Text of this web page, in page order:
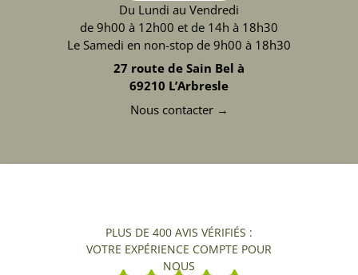
Du Lundi au Vendredi
de 9h00 à 12h00 et de 14h à 18h30
Le Samedi en non-stop de 9h00 à 18h30
27 route de Sain Bel à
69210 L’Arbresle
Nous contacter →
PLUS DE 400 AVIS VÉRIFIÉS :
VOTRE EXPÉRIENCE COMPTE POUR
NOUS